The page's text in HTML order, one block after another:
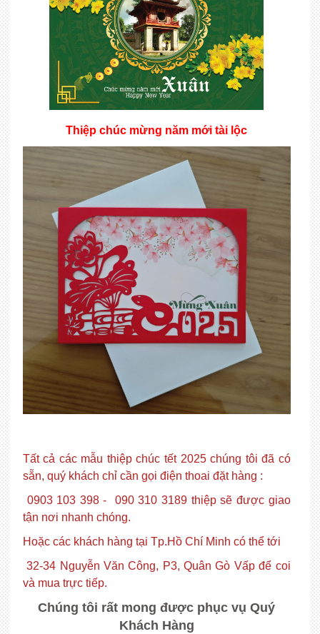
Thiệp chúc mừng năm mới tài lộc
Tất cả các mẫu thiệp chúc tết 2025 chúng tôi đã có
sẵn, quý khách chỉ cần gọi điện thoai đặt hàng :
0903 103 398 - 090 310 3189 thiệp sẽ được giao
tận nơi nhanh chóng.
Hoặc các khách hàng tại Tp.Hồ Chí Minh có thể tới
32-34 Nguyễn Văn Công, P3, Quân Gò Vấp để coi
và mua trực tiếp.
Chúng tôi rất mong được phục vụ Quý
Khách Hàng